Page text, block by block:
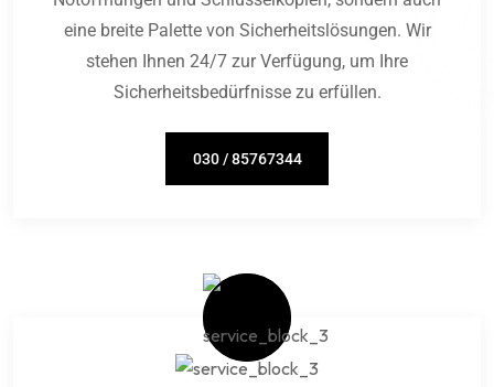
eine breite Palette von Sicherheitslösungen. Wir
stehen Ihnen 24/7 zur Verfügung, um Ihre
Sicherheitsbedürfnisse zu erfüllen.
030 / 85767344